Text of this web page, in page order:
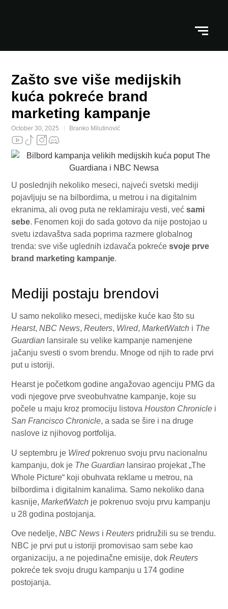
Zašto sve više medijskih
kuća pokreće brand
marketing kampanje
October 30, 2025 Branko Milutinović
U poslednjih nekoliko meseci, najveći svetski mediji
pojavljuju se na bilbordima, u metrou i na digitalnim
ekranima, ali ovog puta ne reklamiraju vesti, većsami
sebe. Fenomen koji do sada gotovo da nije postojao u
svetu izdavaštva sada poprima razmere globalnog
trenda: sve više uglednih izdavača pokrećesvoje prve
brand marketing kampanje.
Mediji postaju brendovi
U samo nekoliko meseci, medijske kuće kao što su
Hearst,NBC News,Reuters, Wired,MarketWatch i The
Guardian lansirale su velike kampanje namenjene
jačanju svesti o svom brendu. Mnoge od njih to rade prvi
put u istoriji.
Hearst je početkom godine angažovao agenciju PMG da
vodi njegove prve sveobuhvatne kampanje, koje su
počele u maju kroz promociju listovaHouston Chronicle i
San Francisco Chronicle, a sada se šire i na druge
naslove iz njihovog portfolija.
U septembru je Wiredpokrenuo svoju prvu nacionalnu
kampanju, dok je The Guardian lansirao projekat „The
Whole Picture“ koji obuhvata reklame u metrou, na
bilbordima i digitalnim kanalima. Samo nekoliko dana
kasnije,MarketWatch je pokrenuo svoju prvu kampanju
u 28 godina postojanja.
Ove nedelje,NBC News iReuters pridružili su se trendu.
NBC je prvi put u istoriji promovisao sam sebe kao
organizaciju, a ne pojedinačne emisije, dokReuters
pokreće tek svoju drugu kampanju u 174 godine
postojanja.